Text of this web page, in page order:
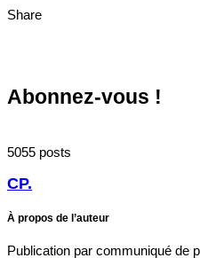
Share
Abonnez-vous !
5055 posts
CP.
À propos de l’auteur
Publication par communiqué de